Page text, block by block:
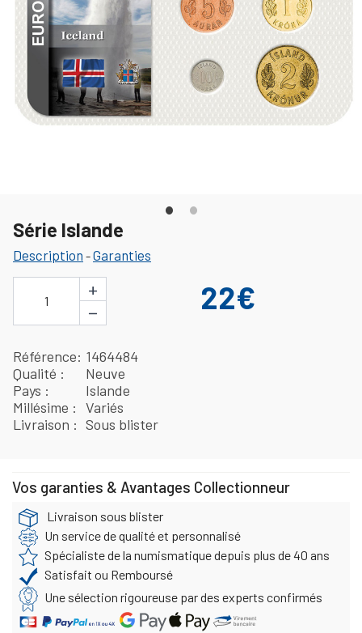
Série Islande
Description -Garanties
1
+
−
22€
Référence 1464484
Qualité
Neuve
Pays
Islande
Millésime
Variés
Livraison
Sous blister
Vos garanties & Avantages Collectionneur
Livraison sous blister
Un service de qualité et personnalisé
Spécialiste de la numismatique depuis plus de 40 ans
Satisfait ou Remboursé
Une sélection rigoureuse par des experts confirmés